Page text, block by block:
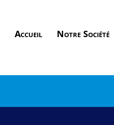
Accueil Notre Société